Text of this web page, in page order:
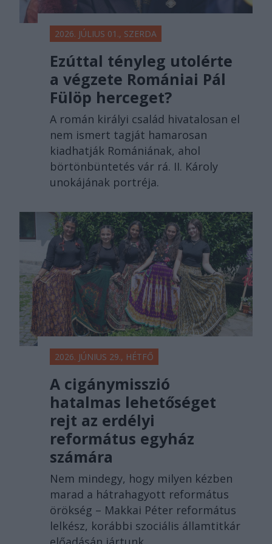
2026. JÚLIUS 01., SZERDA
Ezúttal tényleg utolérte
a végzete Romániai Pál
Fülöp herceget?
A román királyi család hivatalosan el
nem ismert tagját hamarosan
kiadhatják Romániának, ahol
börtönbüntetés vár rá. II. Károly
unokájának portréja.
2026. JÚNIUS 29., HÉTFŐ
A cigánymisszió
hatalmas lehetőséget
rejt az erdélyi
református egyház
számára
Nem mindegy, hogy milyen kézben
marad a hátrahagyott református
örökség – Makkai Péter református
lelkész, korábbi szociális államtitkár